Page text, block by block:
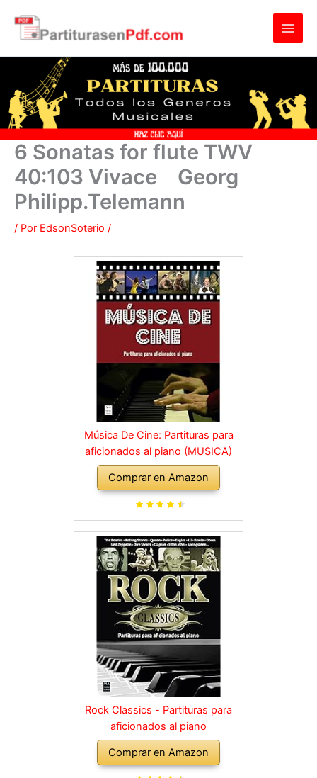
contenido
6 Sonatas for flute TWV
40:103 Vivace Georg
Philipp.Telemann
/ Por EdsonSoterio /
Música De Cine: Partituras para
aficionados al piano (MUSICA)
Comprar en Amazon
Rock Classics - Partituras para
aficionados al piano
Comprar en Amazon